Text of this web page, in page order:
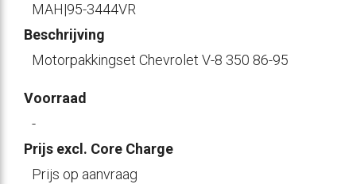
MAH|95-3444VR
Beschrijving
Motorpakkingset Chevrolet V-8 350 86-95
Voorraad
-
Prijs excl. Core Charge
Prijs op aanvraag